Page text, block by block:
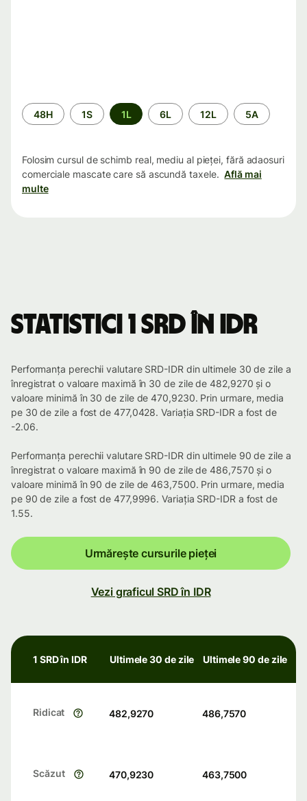
Perioada
48H 1S 1L 6L 12L 5A
Folosim cursul de schimb real, mediu al pieței, fără adaosuri
comerciale mascate care să ascundă taxele. Află mai
multe
Statistici 1 SRD în IDR
Performanța perechii valutare SRD-IDR din ultimele 30 de zile a
înregistrat o valoare maximă în 30 de zile de 482,9270 și o
valoare minimă în 30 de zile de 470,9230. Prin urmare, media
pe 30 de zile a fost de 477,0428. Variația SRD-IDR a fost de
-2.06.
Performanța perechii valutare SRD-IDR din ultimele 90 de zile a
înregistrat o valoare maximă în 90 de zile de 486,7570 și o
valoare minimă în 90 de zile de 463,7500. Prin urmare, media
pe 90 de zile a fost de 477,9996. Variația SRD-IDR a fost de
1.55.
Urmărește cursurile pieței
Vezi graficul SRD în IDR
1 SRD în IDR Ultimele 30 de zile Ultimele 90 de zile
Ridicat 482,9270 486,7570
Scăzut 470,9230 463,7500